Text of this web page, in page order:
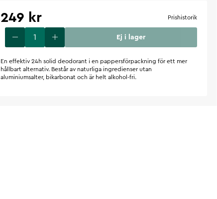
249 kr Prishistorik
Ej i lager
En effektiv 24h solid deodorant i en pappersförpackning för ett mer
hållbart alternativ. Består av naturliga ingredienser utan
aluminiumsalter, bikarbonat och är helt alkohol-fri.